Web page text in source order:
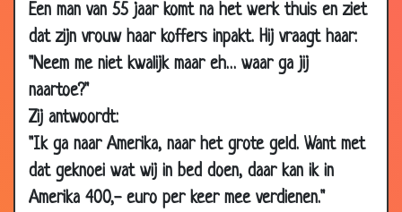
Een man van 55 jaar komt na het werk thuis en ziet
dat zijn vrouw haar koffers inpakt. Hij vraagt haar:
"Neem me niet kwalijk maar eh… waar ga jij
naartoe?"
Zij antwoordt:
"Ik ga naar Amerika, naar het grote geld. Want met
dat geknoei wat wij in bed doen, daar kan ik in
Amerika 400,- euro per keer mee verdienen."
23 Aug
2007
Overlevings tips voor mannen
2007
16 Aug
2007
16 Aug
2007
Lotto prijs